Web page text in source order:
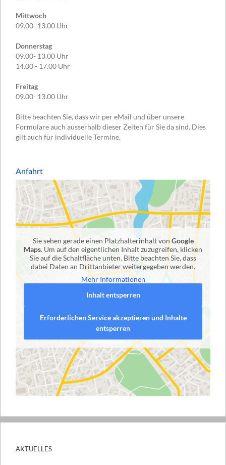
Mittwoch
09.00- 13.00 Uhr
Donnerstag
09.00- 13.00 Uhr
14.00 - 17.00 Uhr
Freitag
09.00- 13.00 Uhr
Bitte beachten Sie, dass wir per eMail und über unsere
Formulare auch ausserhalb dieser Zeiten für Sie da sind. Dies
gilt auch für individuelle Termine.
Anfahrt
Sie sehen gerade einen Platzhalterinhalt von Google
Maps. Um auf den eigentlichen Inhalt zuzugreifen, klicken
Sie auf die Schaltfläche unten. Bitte beachten Sie, dass
dabei Daten an Drittanbieter weitergegeben werden.
Mehr Informationen
Inhalt entsperren
Erforderlichen Service akzeptieren und Inhalte
entsperren
AKTUELLES